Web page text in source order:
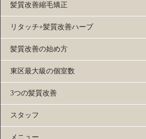
髪質改善縮毛矯正
リタッチ+髪質改善ハーブ
髪質改善の始め方
東区最大級の個室数
3つの髪質改善
スタッフ
メニュー